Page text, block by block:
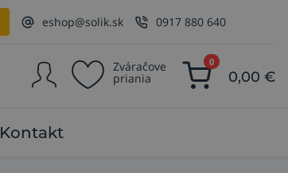
eshop@solik.sk 0917 880 640
Zváračove
priania
0
0,00 €
Kontakt